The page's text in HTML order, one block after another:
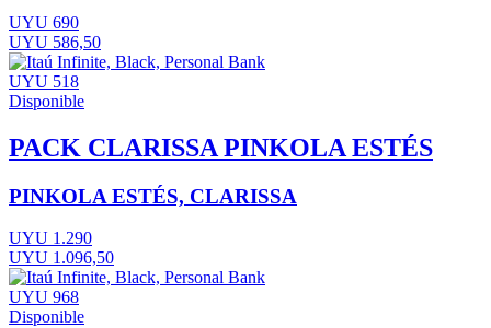
UYU 690
UYU 586,50
UYU 518
Disponible
PACK CLARISSA PINKOLA ESTÉS
PINKOLA ESTÉS, CLARISSA
UYU 1.290
UYU 1.096,50
UYU 968
Disponible